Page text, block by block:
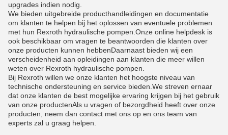
upgrades indien nodig.
We bieden uitgebreide producthandleidingen en documentatie
om klanten te helpen bij het oplossen van eventuele problemen
met hun Rexroth hydraulische pompen.Onze online helpdesk is
ook beschikbaar om vragen te beantwoorden die klanten over
onze producten kunnen hebbenDaarnaast bieden wij een
verscheidenheid aan opleidingen aan klanten die meer willen
weten over Rexroth hydraulische pompen.
Bij Rexroth willen we onze klanten het hoogste niveau van
technische ondersteuning en service bieden.We streven ernaar
dat onze klanten de best mogelijke ervaring krijgen bij het gebruik
van onze productenAls u vragen of bezorgdheid heeft over onze
producten, neem dan contact met ons op en ons team van
experts zal u graag helpen.